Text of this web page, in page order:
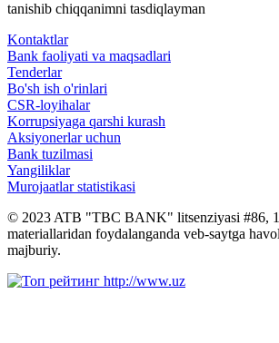
tanishib chiqqanimni tasdiqlayman
Kontaktlar
Bank faoliyati va maqsadlari
Tenderlar
Bo'sh ish o'rinlari
CSR-loyihalar
Korrupsiyaga qarshi kurash
Aksiyonerlar uchun
Bank tuzilmasi
Yangiliklar
Murojaatlar statistikasi
© 2023 ATB "TBC BANK" litsenziyasi #86,
materiallaridan foydalanganda veb-saytga
majburiy.